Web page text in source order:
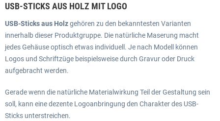
USB-STICKS AUS HOLZ MIT LOGO
USB-Sticks aus Holzgehören zu den bekanntesten Varianten
innerhalb dieser Produktgruppe. Die natürliche Maserung macht
jedes Gehäuse optisch etwas individuell. Je nach Modell können
Logos und Schriftzüge beispielsweise durch Gravur oder Druck
aufgebracht werden.
Gerade wenn die natürliche Materialwirkung Teil der Gestaltung sein
soll, kann eine dezente Logoanbringung den Charakter des USB-
Sticks unterstreichen.